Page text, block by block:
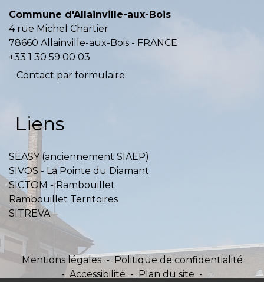
Commune d'Allainville-aux-Bois
4 rue Michel Chartier
78660 Allainville-aux-Bois - FRANCE
+33 1 30 59 00 03
Contact par formulaire
Liens
SEASY (anciennement SIAEP)
SIVOS - La Pointe du Diamant
SICTOM - Rambouillet
Rambouillet Territoires
SITREVA
Mentions légales -
Politique de confidentialité
- Accessibilité - Plan du site -